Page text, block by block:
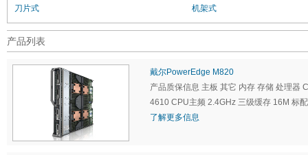
刀片式 机架式
产品列表
戴尔PowerEdge M820
产品质保信息 主板 其它 内存 存储 处理器
4610 CPU主频 2.4GHz 三级缓存 16M 标
了解更多信息